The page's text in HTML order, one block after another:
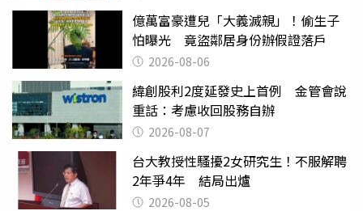
億萬富豪遭兒「大義滅親」！偷生子
怕曝光 竟盜鄰居身份辦假證落戶
2026-08-06
緯創股利2度延發史上首例 金管會說
重話：考慮收回股務自辦
2026-08-07
台大教授性騷擾2女研究生！不服解聘
2年爭4年 結局出爐
2026-08-05